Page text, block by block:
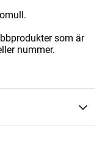
som är
nummer.